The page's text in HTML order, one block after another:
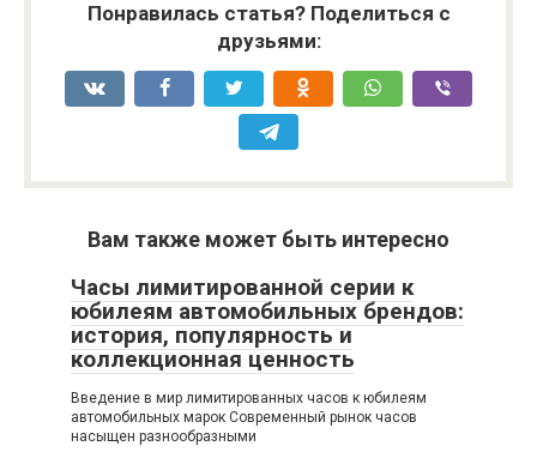
Понравилась статья? Поделиться с
друзьями:
Вам также может быть интересно
Часы лимитированной серии к
юбилеям автомобильных брендов:
история, популярность и
коллекционная ценность
Введение в мир лимитированных часов к юбилеям
автомобильных марок Современный рынок часов
насыщен разнообразными